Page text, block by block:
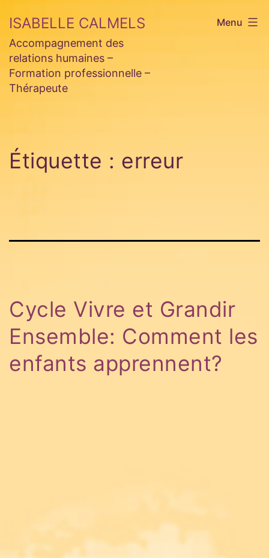
au
contenu
ISABELLE CALMELS
Accompagnement des
relations humaines –
Formation professionnelle –
Thérapeute
Menu
Étiquette : erreur
Cycle Vivre et Grandir
Ensemble: Comment les
enfants apprennent?